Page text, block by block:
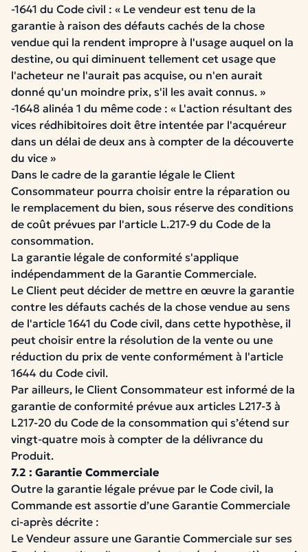
-1641 du Code civil : « Le vendeur est tenu de la
garantie à raison des défauts cachés de la chose
vendue qui la rendent impropre à l'usage auquel on la
destine, ou qui diminuent tellement cet usage que
l'acheteur ne l'aurait pas acquise, ou n'en aurait
donné qu'un moindre prix, s'il les avait connus. »
-1648 alinéa 1 du même code : « L'action résultant des
vices rédhibitoires doit être intentée par l'acquéreur
dans un délai de deux ans à compter de la découverte
du vice »
Dans le cadre de la garantie légale le Client
Consommateur pourra choisir entre la réparation ou
le remplacement du bien, sous réserve des conditions
de coût prévues par l'article L.217-9 du Code de la
consommation.
La garantie légale de conformité s'applique
indépendamment de la Garantie Commerciale.
Le Client peut décider de mettre en œuvre la garantie
contre les défauts cachés de la chose vendue au sens
de l'article 1641 du Code civil, dans cette hypothèse, il
peut choisir entre la résolution de la vente ou une
réduction du prix de vente conformément à l'article
1644 du Code civil.
Par ailleurs, le Client Consommateur est informé de la
garantie de conformité prévue aux articles L217-3 à
L217-20 du Code de la consommation qui s’étend sur
vingt-quatre mois à compter de la délivrance du
Produit.
7.2 : Garantie Commerciale
Outre la garantie légale prévue par le Code civil, la
Commande est assortie d’une Garantie Commerciale
ci-après décrite :
Le Vendeur assure une Garantie Commerciale sur ses